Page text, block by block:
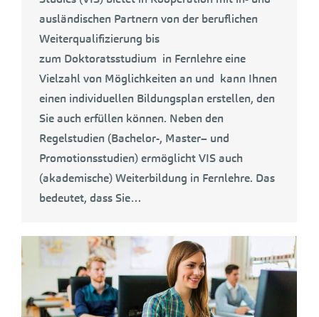
ausländischen Partnern von der beruflichen
Weiterqualifizierung bis
zum Doktoratsstudium in Fernlehre eine
Vielzahl von Möglichkeiten an und kann Ihnen
einen individuellen Bildungsplan erstellen, den
Sie auch erfüllen können. Neben den
Regelstudien (Bachelor-, Master– und
Promotionsstudien) ermöglicht VIS auch
(akademische) Weiterbildung in Fernlehre. Das
bedeutet, dass Sie…